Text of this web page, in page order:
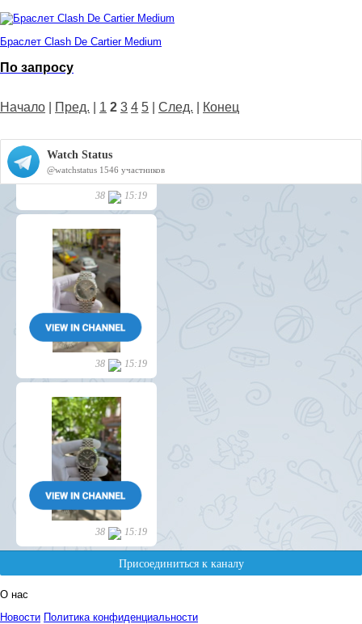
Браслет Clash De Cartier Medium
По запросу
Начало Пред. 1 2 3 4 5 След. Конец
О нас
Новости Политика конфиденциальности